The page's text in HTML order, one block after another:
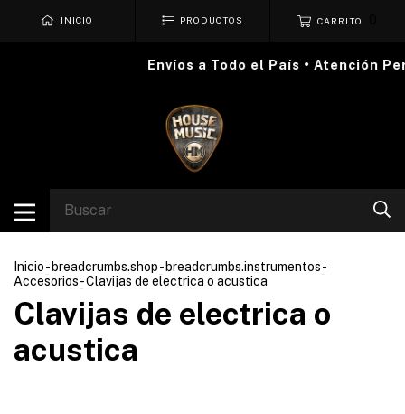
INICIO PRODUCTOS CARRITO
Envíos a Todo el País • Atención
Inicio- breadcrumbs.shop- breadcrumbs.instrumentos-
Accesorios-Clavijas de electrica o acustica
Clavijas de electrica o
acustica